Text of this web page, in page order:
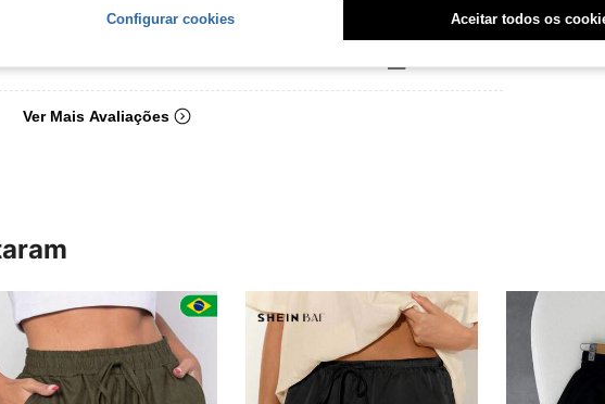
Ver Mais Avaliações
Configurar cookies Aceitar todos os